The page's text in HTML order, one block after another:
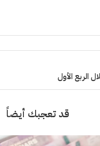
قد تعجبك أيضاً